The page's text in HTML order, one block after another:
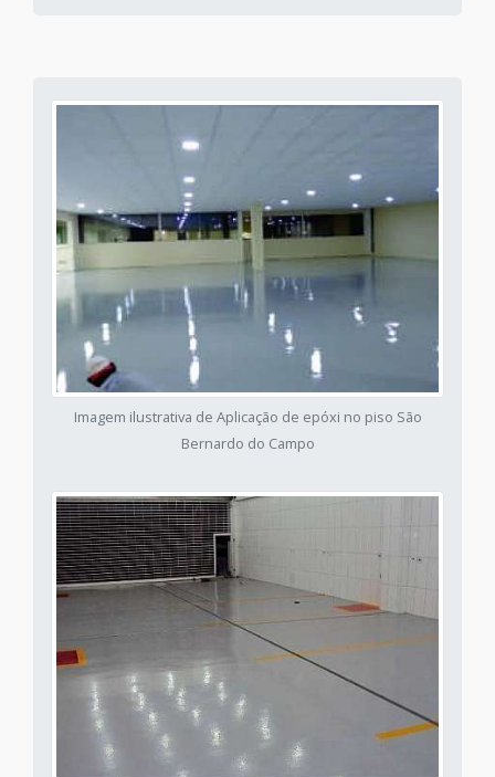
Imagem ilustrativa de Aplicação de epóxi no piso São
Bernardo do Campo